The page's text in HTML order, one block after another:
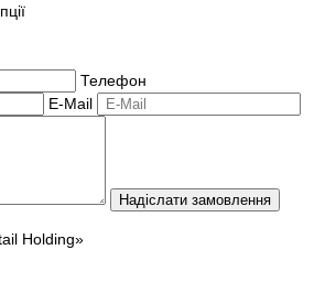
Телефон
E-Mail
Надіслати замовлення
Holding»